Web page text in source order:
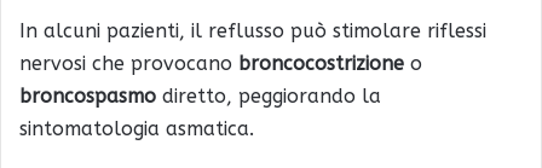
In alcuni pazienti, il reflusso può stimolare riflessi
nervosi che provocano broncocostrizione o
broncospasmo diretto, peggiorando la
sintomatologia asmatica.